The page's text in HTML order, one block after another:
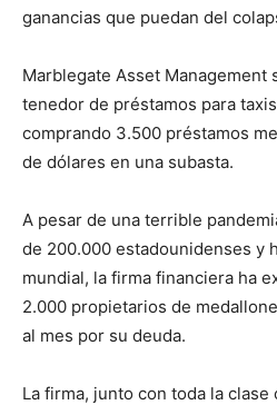
ganancias que puedan del
Marblegate Asset
tenedor de préstamos para
comprando 3.500 préstamos
de dólares en una subasta.
A pesar de una terrible
de 200.000 estadounidenses y
mundial, la firma financiera ha
2.000 propietarios de
al mes por su deuda.
La firma, junto con toda la